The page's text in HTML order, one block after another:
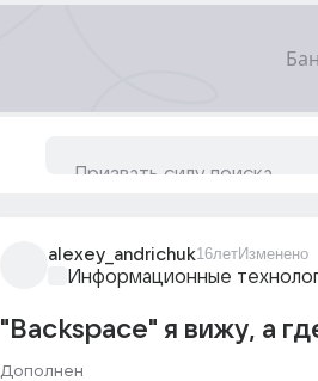
alexey_andrichuk16летИзменено
Информационные
"Backspace" я вижу, а
Дополнен